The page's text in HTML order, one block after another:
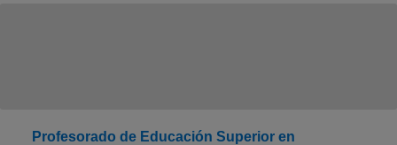
Profesorado de Educación Superior en